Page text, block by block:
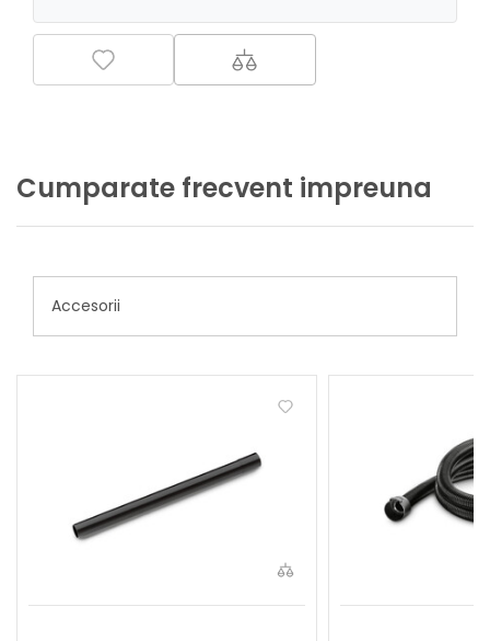
Cumparate frecvent impreuna
Accesorii